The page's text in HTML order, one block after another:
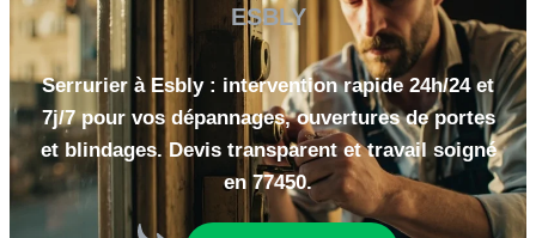
ESBLY
Serrurier à Esbly : intervention rapide 24h/24 et
7j/7 pour vos dépannages, ouvertures de portes
et blindages. Devis transparent et travail soigné
en 77450.